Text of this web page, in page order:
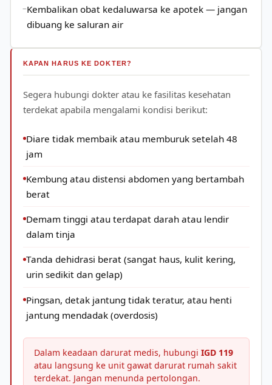
Kembalikan obat kedaluwarsa ke apotek — jangan
dibuang ke saluran air
KAPAN HARUS KE DOKTER?
Segera hubungi dokter atau ke fasilitas kesehatan
terdekat apabila mengalami kondisi berikut:
Diare tidak membaik atau memburuk setelah 48
jam
Kembung atau distensi abdomen yang bertambah
berat
Demam tinggi atau terdapat darah atau lendir
dalam tinja
Tanda dehidrasi berat (sangat haus, kulit kering,
urin sedikit dan gelap)
Pingsan, detak jantung tidak teratur, atau henti
jantung mendadak (overdosis)
Dalam keadaan darurat medis, hubungi IGD 119
atau langsung ke unit gawat darurat rumah sakit
terdekat. Jangan menunda pertolongan.